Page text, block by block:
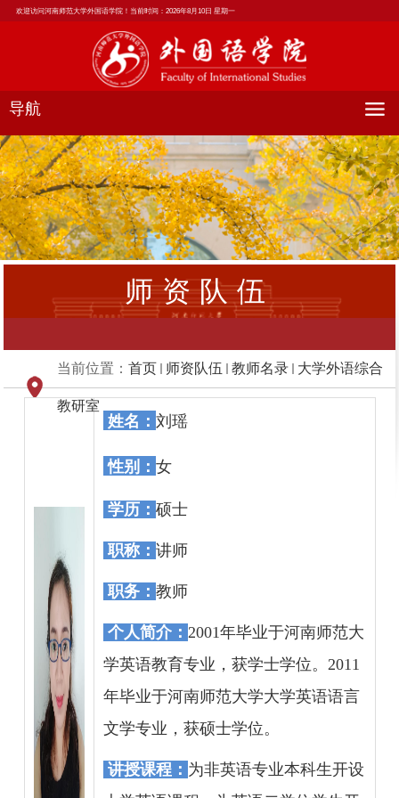
欢迎访问河南师范大学外国语学院！当前时间： 2026年8月10日 星期一
导航
师资队伍
当前位置：首页 师资队伍 教师名录 大学外语综合
教研室
姓名： 刘瑶
性别： 女
学历： 硕士
职称： 讲师
职务： 教师
个人简介： 2001年毕业于河南师范大
学英语教育专业，获学士学位。 2011
年毕业于河南师范大学大学英语语言
文学专业，获硕士学位。
讲授课程： 为非英语专业本科生开设